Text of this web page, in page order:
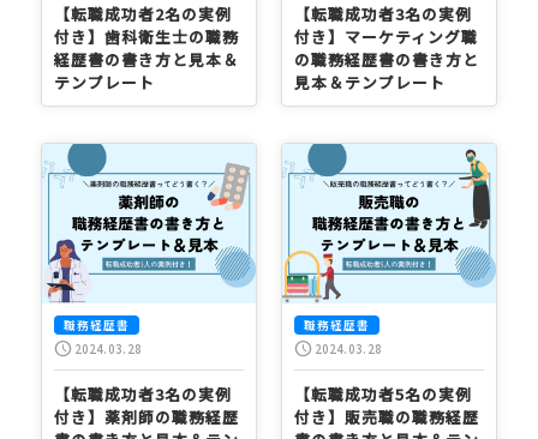
【転職成功者2名の実例
付き】歯科衛生士の職務
経歴書の書き方と見本＆
テンプレート
【転職成功者3名の実例
付き】マーケティング職
の職務経歴書の書き方と
見本＆テンプレート
職務経歴書
schedule 2024.03.28
【転職成功者3名の実例
付き】薬剤師の職務経歴
職務経歴書
schedule 2024.03.28
【転職成功者5名の実例
付き】販売職の職務経歴